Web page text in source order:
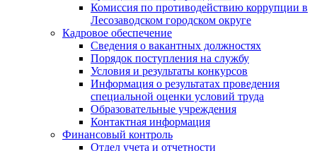
Комиссия по противодействию коррупции в
Лесозаводском городском округе
Кадровое обеспечение
Сведения о вакантных должностях
Порядок поступления на службу
Условия и результаты конкурсов
Информация о результатах проведения
специальной оценки условий труда
Образовательные учреждения
Контактная информация
Финансовый контроль
Отдел учета и отчетности